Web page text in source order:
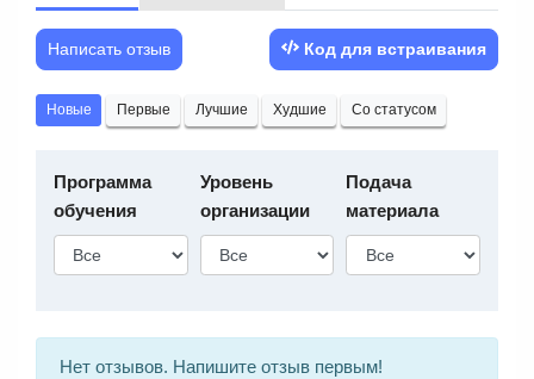
Написать отзыв Код для встраивания
Новые Первые Лучшие Худшие Со статусом
Программа
обучения
Уровень
организации
Подача
материала
Нет отзывов. Напишите отзыв первым!